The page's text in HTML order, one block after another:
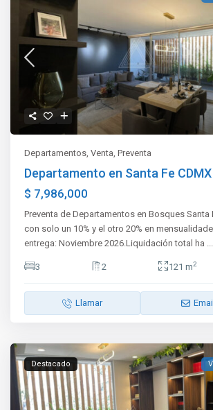
Departamentos,Venta,Preventa
Departamento en Santa Fe CDMX
$ 7,986,000
Preventa de Departamentos en Bosques Santa
con solo un 10% y el otro 20% en
entrega: Noviembre 2026.Liquidación total ha ...
3 2 121 m2
Llamar Email
Destacado